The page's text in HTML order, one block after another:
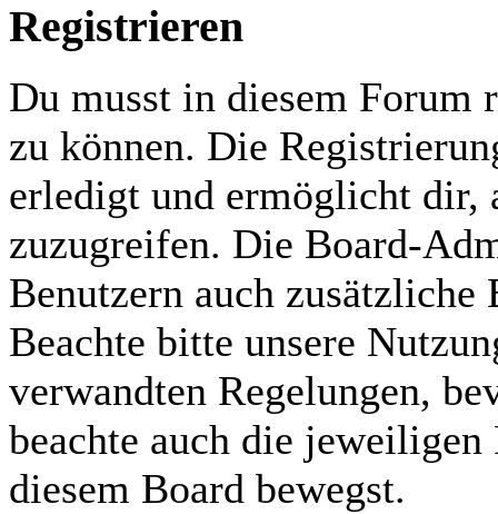
Registrieren
Du musst in diesem Forum
zu können. Die
erledigt und ermöglicht dir,
zuzugreifen. Die Board-
Benutzern auch zusätzliche
Beachte bitte unsere
verwandten Regelungen,
beachte auch die
diesem Board bewegst.